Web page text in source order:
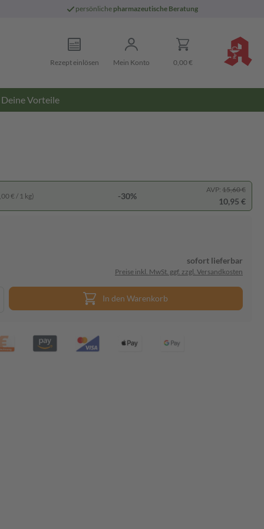
persönliche pharmazeutische Beratung
Rezept einlösen Mein Konto 0,00 €
Deine Vorteile
€ / 1 kg) -30%
AVP: 15,60 €
10,95 €
sofort lieferbar
Preise inkl. MwSt. ggf. zzgl. Versandkosten
In den Warenkorb